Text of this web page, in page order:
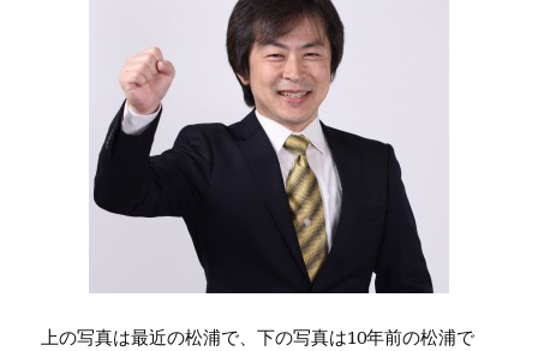
上の写真は最近の松浦で、下の写真は10年前の松浦で